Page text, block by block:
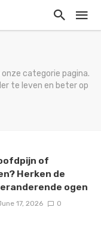
categorie pagina.
te leven en beter op
of
Herken de
ogen
17, 2026 0